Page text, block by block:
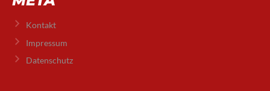
Kontakt
Impressum
Datenschutz